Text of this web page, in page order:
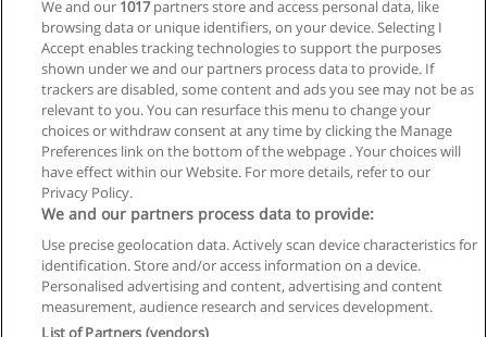
Privacidad de datos
Contactar con Educaedu
Copyright © Educaedu Business S.L. - CIF : B-95610580: -
We and our 1017partners store and access personal data, like
browsing data or unique identifiers, on your device. Selecting I
Accept enables tracking technologies to support the purposes
shown under we and our partners process data to provide. If
trackers are disabled, some content and ads you see may not be as
relevant to you. You can resurface this menu to change your
choices or withdraw consent at any time by clicking the Manage
Preferences link on the bottom of the webpage . Your choices will
have effect within our Website. For more details, refer to our
Privacy Policy.
We and our partners process data to provide:
Use precise geolocation data. Actively scan device characteristics for
identification. Store and/or access information on a device.
Personalised advertising and content, advertising and content
measurement, audience research and services development.
List of Partners (vendors)